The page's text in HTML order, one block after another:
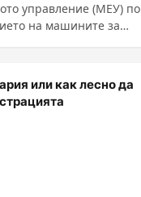
управление (МЕУ) по
на машините за
или как лесно да